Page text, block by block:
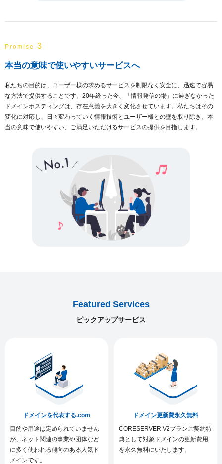
Promise 3
本当の意味で使いやすいサービスへ
私たちの目的は、ユーザー様の求めるサービスを制限なく安全に、迅速で容易
な方法で提供することです。20年経った今、「情報発信の場」に過ぎなかった
ドメインホスティングは、存在意義を大きく変化させています。私たちはその
変化に対応し、日々変わっていく情報技術とユーザー様との壁を取り除き、本
当の意味で使いやすい、ご満足いただけるサービスの提供を目指します。
Featured Services
ピックアップサービス
ドメインを代表する.com
目的や用途は定められていません
が、ネット関連の事業や団体など
に多く使われる傾向のある人気ド
メインです。
ドメイン更新費永久無料
CORESERVER V2プランご契約特
典として対象ドメインの更新費用
を永久無料にいたします。